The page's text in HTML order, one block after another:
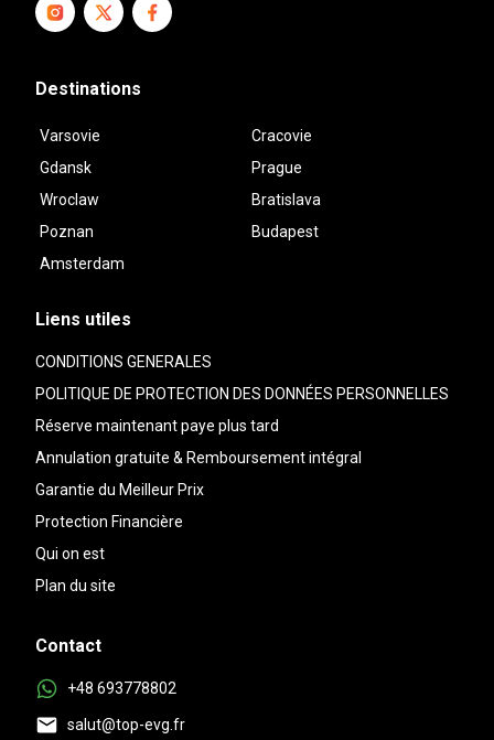
Destinations
Varsovie
Cracovie
Gdansk
Prague
Wroclaw
Bratislava
Poznan
Budapest
Amsterdam
Liens utiles
CONDITIONS GENERALES
POLITIQUE DE PROTECTION DES DONNÉES PERSONNELLES
Réserve maintenant paye plus tard
Annulation gratuite & Remboursement intégral
Garantie du Meilleur Prix
Protection Financière
Qui on est
Plan du site
Contact
+48 693778802
salut@top-evg.fr